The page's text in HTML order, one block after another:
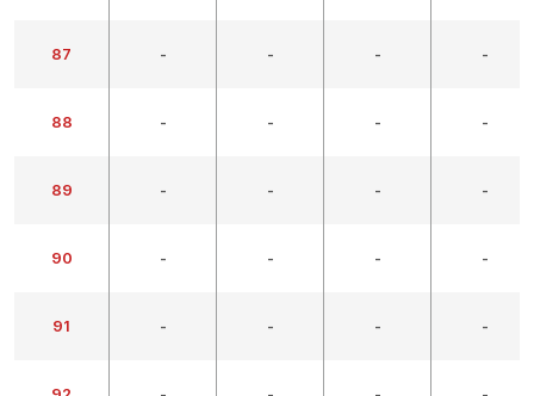
87 - - - -
88 - - - -
89 - - - -
90 - - - -
91 - - - -